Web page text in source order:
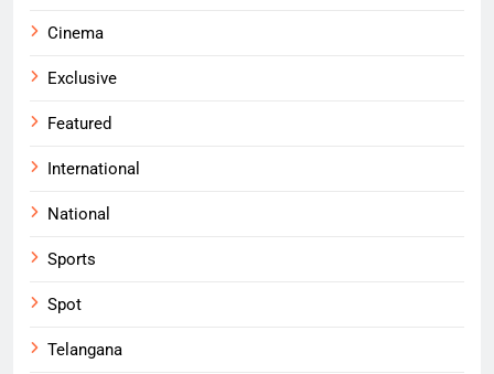
Cinema
Exclusive
Featured
International
National
Sports
Spot
Telangana